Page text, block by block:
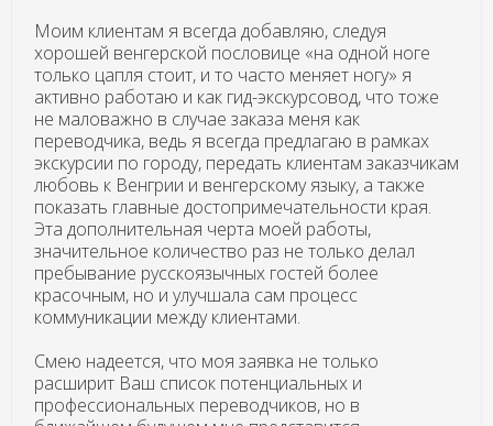
Моим клиентам я всегда добавляю, следуя
хорошей венгерской пословице «на одной ноге
только цапля стоит, и то часто меняет ногу» я
активно работаю и как гид-экскурсовод, что тоже
не маловажно в случае заказа меня как
переводчика, ведь я всегда предлагаю в рамках
экскурсии по городу, передать клиентам заказчикам
любовь к Венгрии и венгерскому языку, а также
показать главные достопримечательности края.
Эта дополнительная черта моей работы,
значительное количество раз не только делал
пребывание русскоязычных гостей более
красочным, но и улучшала сам процесс
коммуникации между клиентами.
Смею надеется, что моя заявка не только
расширит Ваш список потенциальных и
профессиональных переводчиков, но в